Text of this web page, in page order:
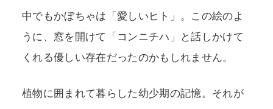
中でもかぼちゃは「愛しいヒト」。この絵のよ
うに、窓を開けて「コンニチハ」と話しかけて
くれる優しい存在だったのかもしれません。
植物に囲まれて暮らした幼少期の記憶。それが